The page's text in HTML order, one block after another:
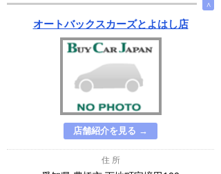
∧
オートバックスカーズとよはし店
店舗紹介を見る →
住 所